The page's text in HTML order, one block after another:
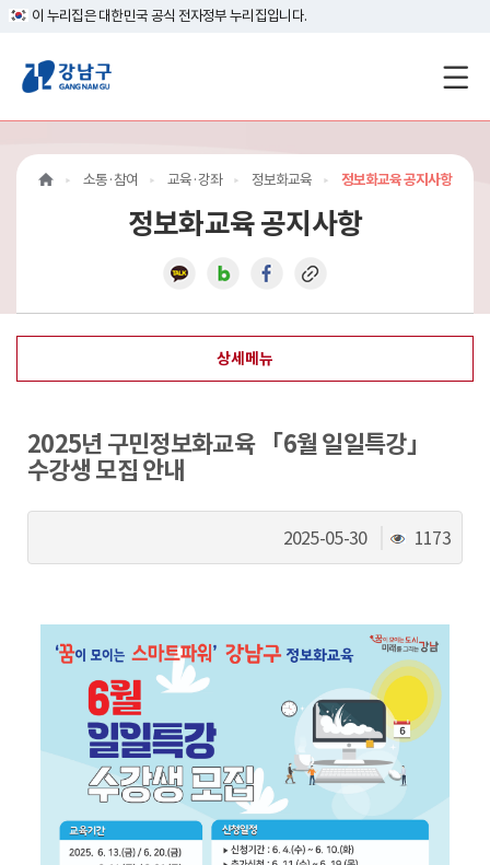
이 누리집은 대한민국 공식 전자정부 누리집입니다.
강
남
구
지
메
인
이
동
소통·참여 교육·강좌 정보화교육 정보화교육 공지사항
정보화교육 공지사항
상세메뉴
2025년 구민정보화교육 「6월 일일특강」
수강생 모집 안내
2025-05-30
조
회
1173